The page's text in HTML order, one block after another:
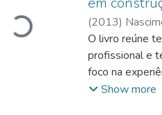
português
de texto na
Loading... (2013)
Florindo,
Samico da
O livro reúne
profissional e
foco na
Educação
Show more